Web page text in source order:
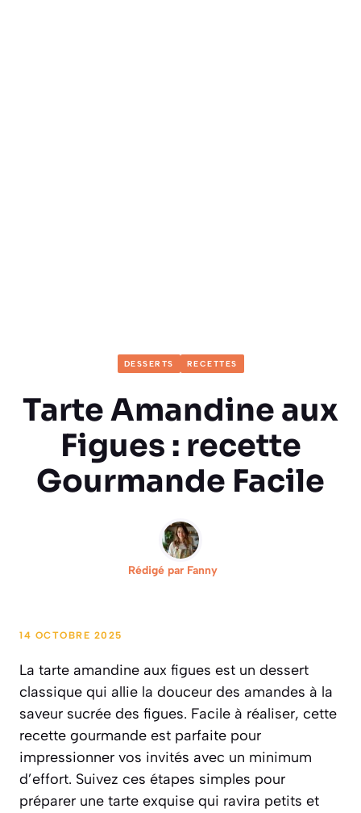
DESSERTS RECETTES
Tarte Amandine aux
Figues : recette
Gourmande Facile
Rédigé par Fanny
14 OCTOBRE 2025
La tarte amandine aux figues est un dessert
classique qui allie la douceur des amandes à la
saveur sucrée des figues. Facile à réaliser, cette
recette gourmande est parfaite pour
impressionner vos invités avec un minimum
d’effort. Suivez ces étapes simples pour
préparer une tarte exquise qui ravira petits et